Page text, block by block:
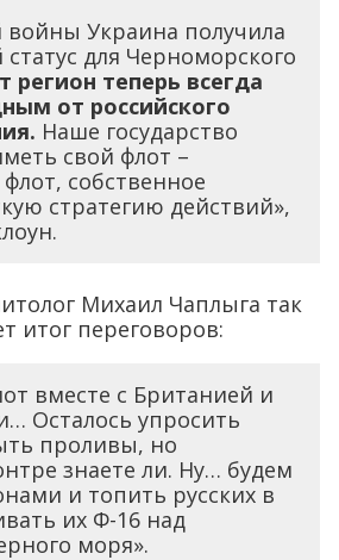
войны Украина получила
статус для Черноморского
регион теперь всегда
от российского
Наше государство
свой флот –
собственное
стратегию действий»,
Михаил Чаплыга так
итог переговоров:
вместе с Британией и
Осталось упросить
проливы, но
знаете ли. Ну… будем
и топить русских в
их Ф-16 над
моря».